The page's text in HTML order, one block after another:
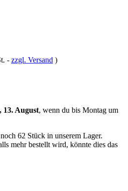
- zzgl. Versand )
13. August, wenn du bis Montag um
62 Stück in unserem Lager.
mehr bestellt wird, könnte dies das